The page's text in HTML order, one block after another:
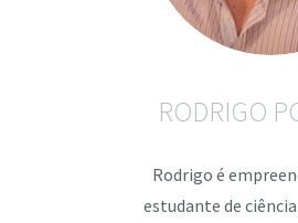
RODRIGO
Rodrigo é
estudante de